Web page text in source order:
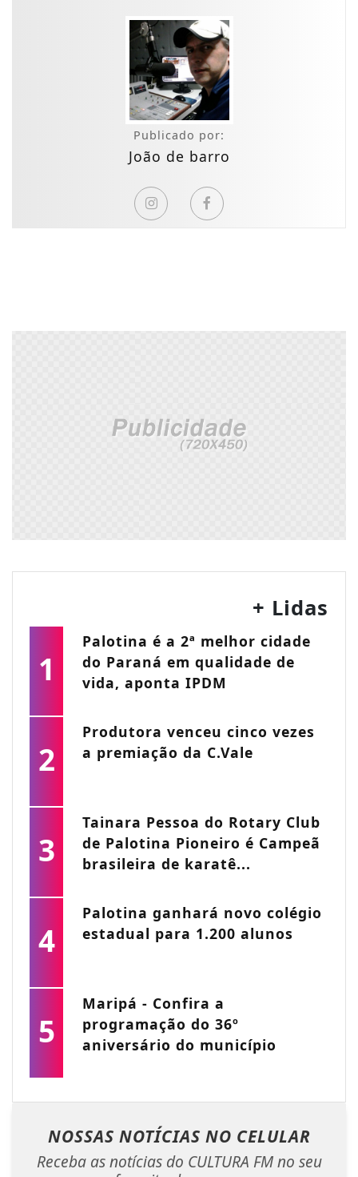
Publicado por:
João de barro
+ Lidas
1
Palotina é a 2ª melhor cidade
do Paraná em qualidade de
vida, aponta IPDM
2
Produtora venceu cinco vezes
a premiação da C.Vale
3
Tainara Pessoa do Rotary Club
de Palotina Pioneiro é Campeã
brasileira de karatê...
4
Palotina ganhará novo colégio
estadual para 1.200 alunos
5
Maripá - Confira a
programação do 36º
aniversário do município
NOSSAS NOTÍCIAS NO CELULAR
Receba as notícias do CULTURA FM no seu